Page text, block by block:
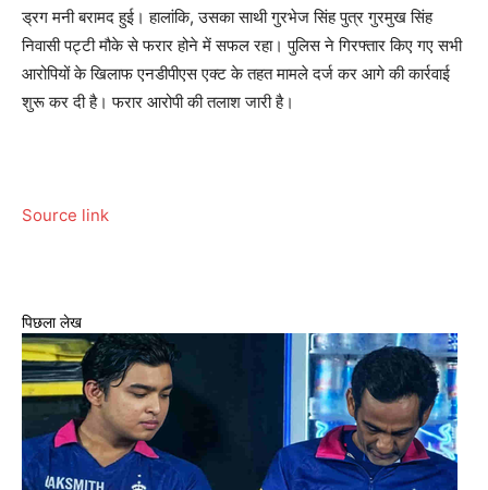
ड्रग मनी बरामद हुई। हालांकि, उसका साथी गुरभेज सिंह पुत्र गुरमुख सिंह
निवासी पट्टी मौके से फरार होने में सफल रहा। पुलिस ने गिरफ्तार किए गए सभी
आरोपियों के खिलाफ एनडीपीएस एक्ट के तहत मामले दर्ज कर आगे की कार्रवाई
शुरू कर दी है। फरार आरोपी की तलाश जारी है।
Source link
पिछला लेख